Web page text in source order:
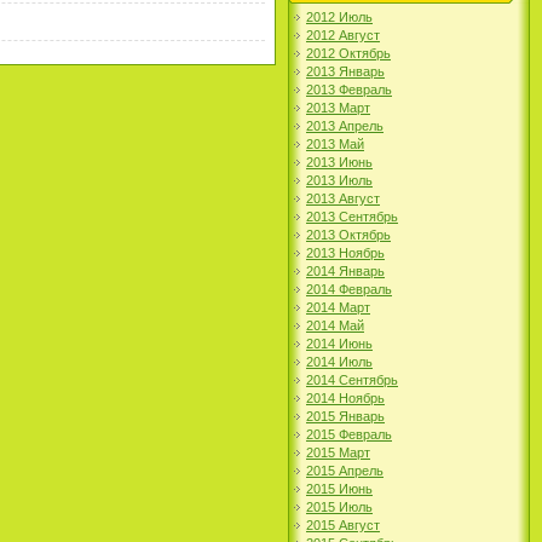
2012 Июль
2012 Август
2012 Октябрь
2013 Январь
2013 Февраль
2013 Март
2013 Апрель
2013 Май
2013 Июнь
2013 Июль
2013 Август
2013 Сентябрь
2013 Октябрь
2013 Ноябрь
2014 Январь
2014 Февраль
2014 Март
2014 Май
2014 Июнь
2014 Июль
2014 Сентябрь
2014 Ноябрь
2015 Январь
2015 Февраль
2015 Март
2015 Апрель
2015 Июнь
2015 Июль
2015 Август